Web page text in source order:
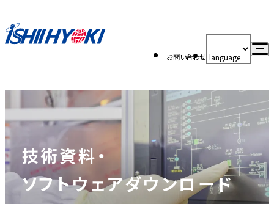
お問い合わせ
技術資料・
ソフトウェアダウンロード